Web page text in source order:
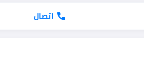
call اتصال